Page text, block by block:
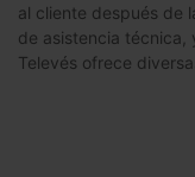
al cliente después de
de asistencia técnica,
Televés ofrece